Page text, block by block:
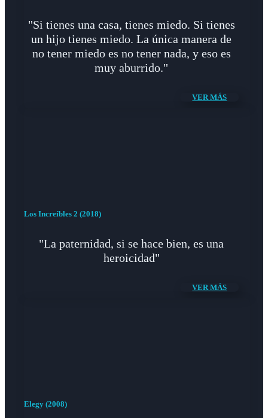
"Si tienes una casa, tienes miedo. Si tienes
un hijo tienes miedo. La única manera de
no tener miedo es no tener nada, y eso es
muy aburrido."
VER MÁS
Los Increíbles 2 (2018)
"La paternidad, si se hace bien, es una
heroicidad"
VER MÁS
Elegy (2008)